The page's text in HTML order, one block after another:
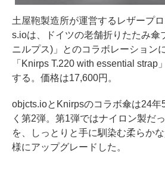
土屋鞄製造所が運営するレザープ
s.ioは、ドイツの老舗折りたたみ傘
ニルプス)」とのコラボレーション
「Knirps T.220 with essential strap
する。価格は17,600円。
objcts.ioとKnirpsのコラボ傘は24年
く第2弾。第1弾ではナイロン製だ
を、しっとりと手に馴染む柔らか
様にアップグレードした。